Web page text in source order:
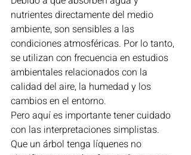
nutrientes directamente del medio
ambiente, son sensibles a las
condiciones atmosféricas. Por lo tanto,
se utilizan con frecuencia en estudios
ambientales relacionados con la
calidad del aire, la humedad y los
cambios en el entorno.
Pero aquí es importante tener cuidado
con las interpretaciones simplistas.
Que un árbol tenga líquenes no